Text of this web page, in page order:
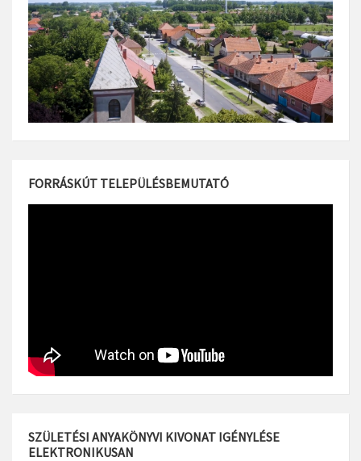
FORRÁSKÚT TELEPÜLÉSBEMUTATÓ
SZÜLETÉSI ANYAKÖNYVI KIVONAT IGÉNYLÉSE
ELEKTRONIKUSAN